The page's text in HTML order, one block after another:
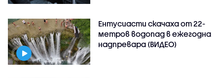
Ентусиасти скачаха от 22-
метров водопад в ежегодна
надпревара (ВИДЕО)